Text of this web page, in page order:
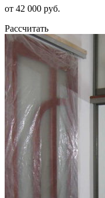
от 42 000 руб.
Рассчитать